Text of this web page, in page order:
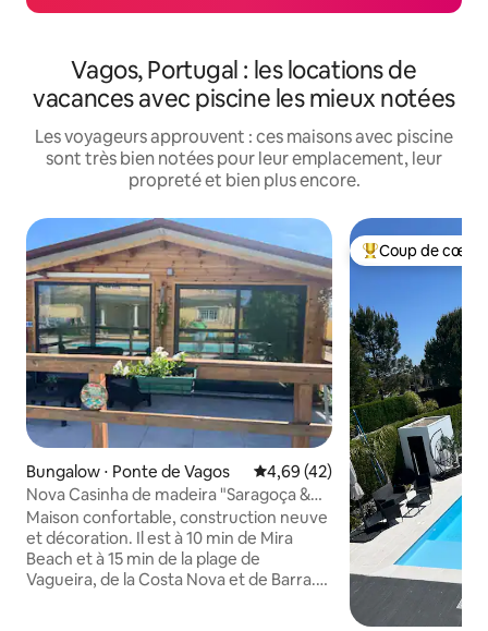
Vagos, Portugal : les locations de
vacances avec piscine les mieux notées
Les voyageurs approuvent : ces maisons avec piscine
sont très bien notées pour leur emplacement, leur
propreté et bien plus encore.
Bungalow ⋅ Ponte de Vagos Évaluation moyenne sur la
4,69 (42)
Nova Casinha de madeira "Saragoça &
Vergueiro"
Maison confortable, construction neuve
et décoration. Il est à 10 min de Mira
Beach et à 15 min de la plage de
Vagueira, de la Costa Nova et de Barra.
Coups de cœur
Coup de cœur